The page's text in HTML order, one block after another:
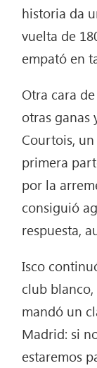
historia da
vuelta de
empató en
Otra cara
otras ganas
Courtois,
primera
por la
consiguió
respuesta,
Isco
club
mandó un
Madrid: si
estaremos